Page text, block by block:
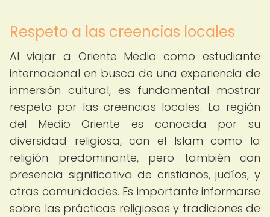
Respeto a las creencias locales
Al viajar a Oriente Medio como estudiante
internacional en busca de una experiencia de
inmersión cultural, es fundamental mostrar
respeto por las creencias locales. La región
del Medio Oriente es conocida por su
diversidad religiosa, con el Islam como la
religión predominante, pero también con
presencia significativa de cristianos, judíos, y
otras comunidades. Es importante informarse
sobre las prácticas religiosas y tradiciones de